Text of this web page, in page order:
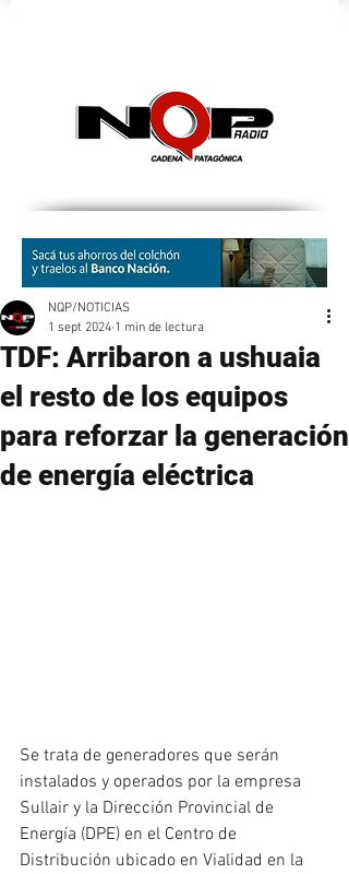
TDF: Arribaron a ushuaia
el resto de los equipos
para reforzar la generación
de energía eléctrica
NQP/NOTICIAS
1 sept 2024 1 min de lectura
Se trata de generadores que serán
instalados y operados por la empresa
Sullair y la Dirección Provincial de
Energía (DPE) en el Centro de
Distribución ubicado en Vialidad en la